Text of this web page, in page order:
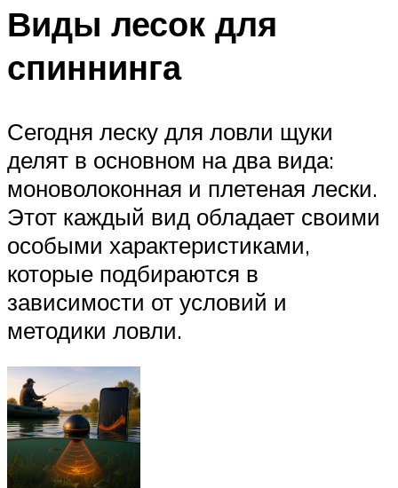
Виды лесок для
спиннинга
Сегодня леску для ловли щуки
делят в основном на два вида:
моноволоконная и плетеная лески.
Этот каждый вид обладает своими
особыми характеристиками,
которые подбираются в
зависимости от условий и
методики ловли.